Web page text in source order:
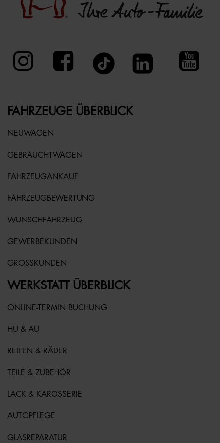
FAHRZEUGE ÜBERBLICK
NEUWAGEN
GEBRAUCHTWAGEN
FAHRZEUGANKAUF
FAHRZEUGBEWERTUNG
WUNSCHFAHRZEUG
GEWERBEKUNDEN
GROSSKUNDEN
WERKSTATT ÜBERBLICK
ONLINE-TERMIN BUCHUNG
HU & AU
REIFEN & RÄDER
TEILE & ZUBEHÖR
LACK & KAROSSERIE
AUTOPFLEGE
GLASREPARATUR